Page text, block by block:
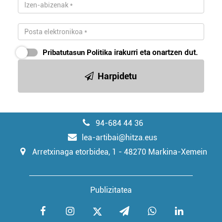
Pribatutasun Politika irakurri eta onartzen dut.
Harpidetu
94-684 44 36
lea-artibai@hitza.eus
Arretxinaga etorbidea, 1 - 48270 Markina-Xemein
Publizitatea